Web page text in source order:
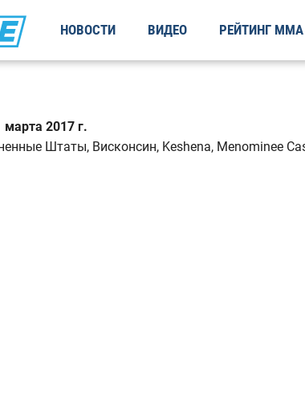
НОВОСТИ ВИДЕО РЕЙТИНГ ММА
2017 г.
Штаты, Висконсин, Keshena, Menominee